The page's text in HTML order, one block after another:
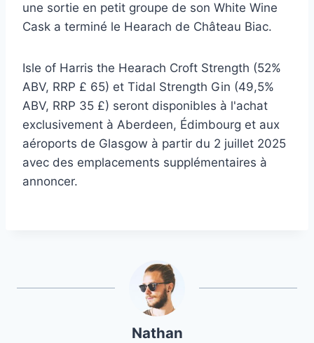
une sortie en petit groupe de son White Wine
Cask a terminé le Hearach de Château Biac.
Isle of Harris the Hearach Croft Strength (52%
ABV, RRP £ 65) et Tidal Strength Gin (49,5%
ABV, RRP 35 £) seront disponibles à l'achat
exclusivement à Aberdeen, Édimbourg et aux
aéroports de Glasgow à partir du 2 juillet 2025
avec des emplacements supplémentaires à
annoncer.
Nathan